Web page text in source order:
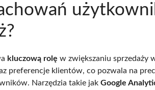
kluczową rolę w zwiększaniu sprzedaży
preferencje klientów, co pozwala na
Narzędzia takie jak Google